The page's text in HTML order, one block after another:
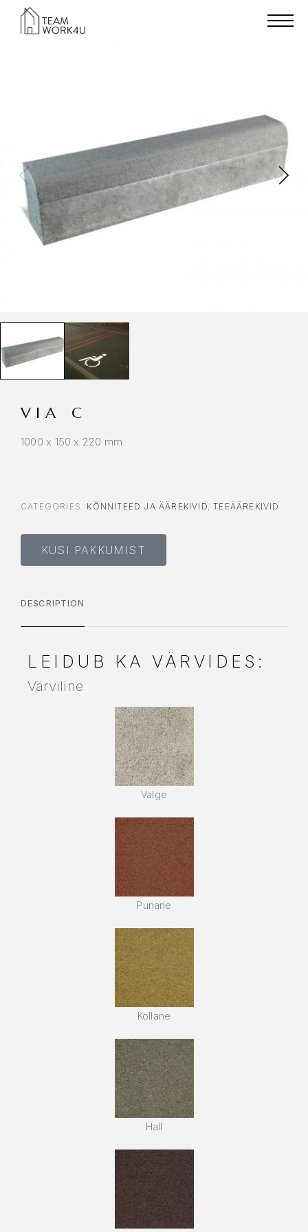
VIA C
1000 x 150 x 220 mm
CATEGORIES: KÕNNITEED JA ÄÄREKIVID ,TEEÄÄREKIVID
KÜSI PAKKUMIST
DESCRIPTION
LEIDUB KA VÄRVIDES:
Värviline
Valge
Punane
Kollane
Hall